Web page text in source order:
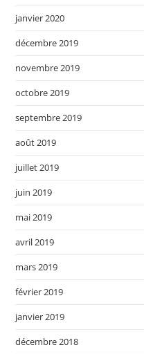
janvier 2020
décembre 2019
novembre 2019
octobre 2019
septembre 2019
août 2019
juillet 2019
juin 2019
mai 2019
avril 2019
mars 2019
février 2019
janvier 2019
décembre 2018